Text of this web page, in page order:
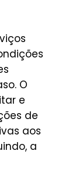
O
e
de
aos
a